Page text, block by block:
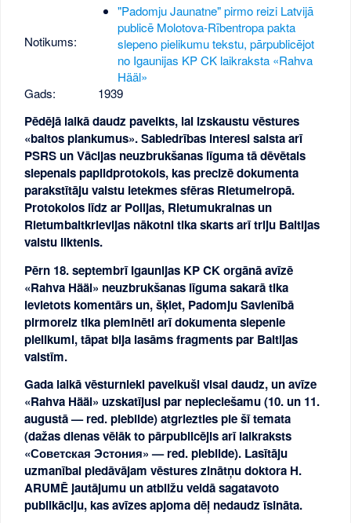
Notikums:
"Padomju Jaunatne" pirmo reizi Latvijā
publicē Molotova-Rībentropa pakta
slepeno pielikumu tekstu, pārpublicējot
no Igaunijas KP CK laikraksta «Rahva
Hääl»
Gads:
1939
Pēdējā laikā daudz paveikts, lai izskaustu vēstures
«baltos plankumus». Sabiedrības interesi saista arī
PSRS un Vācijas neuzbrukšanas līguma tā dēvētais
slepenais papildprotokols, kas precizē dokumenta
parakstītāju valstu ietekmes sfēras Rietumeiropā.
Protokolos līdz ar Polijas, Rietumukrainas un
Rietumbaltkrievijas nākotni tika skarts arī triju Baltijas
valstu liktenis.
Pērn 18. septembrī Igaunijas KP CK orgānā avīzē
«Rahva Hääl» neuzbrukšanas līguma sakarā tika
ievietots komentārs un, šķiet, Padomju Savienībā
pirmoreiz tika pieminēti arī dokumenta slepenie
pielikumi, tāpat bija lasāms fragments par Baltijas
valstīm.
Gada laikā vēsturnieki paveikuši visai daudz, un avīze
«Rahva Hääl» uzskatījusi par nepieciešamu (10. un 11.
augustā — red. piebilde) atgriezties pie šī temata
(dažas dienas vēlāk to pārpublicējis arī laikraksts
«Советская Эстония» — red. piebilde). Lasītāju
uzmanībai piedāvājam vēstures zinātņu doktora H.
ARUMĒ jautājumu un atbilžu veidā sagatavoto
publikāciju, kas avīzes apjoma dēļ nedaudz īsināta.